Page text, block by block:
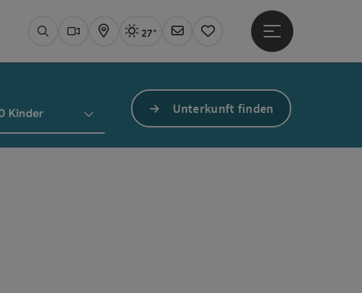
SuchenWebcams
KarteAktuelles Wetter Linz, sonnig
27°
Newsletter
Merkzettel
Hauptmenü öffnen
Kinder Unterkunft finden